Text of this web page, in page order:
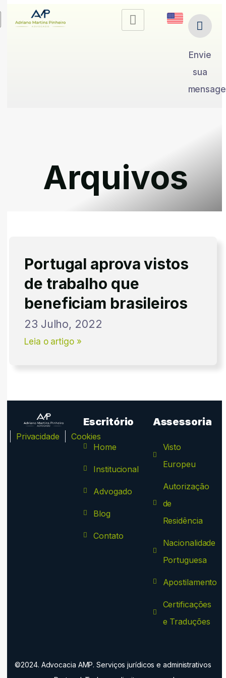
Envie
sua
Arquivos
Portugal aprova vistos
de trabalho que
beneficiam brasileiros
23 Julho, 2022
Leia o artigo »
Privacidade Cookies
Escritório
Home
Institucional
Advogado
Blog
Contato
Assessoria
Visto
Europeu
Autorização
de
Residência
Nacionalidade
Portuguesa
Apostilamento
Certificações
e Traduções
©2024. Advocacia AMP. Serviços jurídicos e administrativos